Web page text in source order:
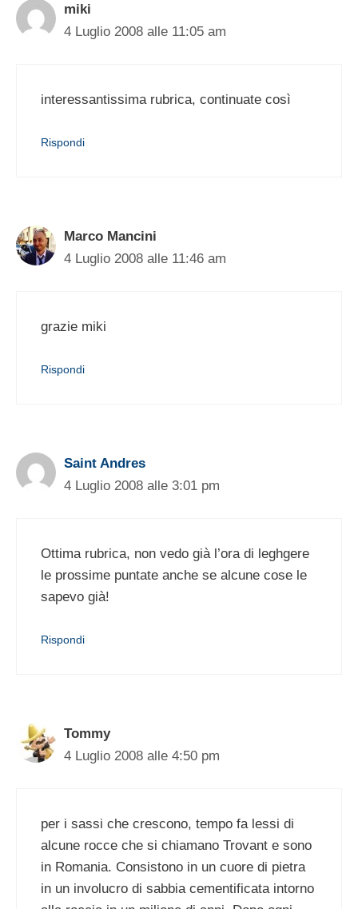
miki
4 Luglio 2008 alle 11:05 am
interessantissima rubrica, continuate così
Rispondi
Marco Mancini
4 Luglio 2008 alle 11:46 am
grazie miki
Rispondi
Saint Andres
4 Luglio 2008 alle 3:01 pm
Ottima rubrica, non vedo già l’ora di leghgere
le prossime puntate anche se alcune cose le
sapevo già!
Rispondi
Tommy
4 Luglio 2008 alle 4:50 pm
per i sassi che crescono, tempo fa lessi di
alcune rocce che si chiamano Trovant e sono
in Romania. Consistono in un cuore di pietra
in un involucro di sabbia cementificata intorno